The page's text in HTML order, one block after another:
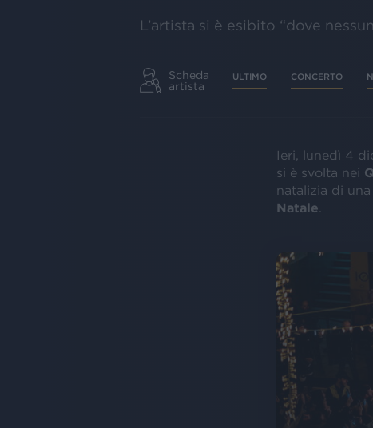
L’artista si è esibito “dove
Scheda
artista
ULTIMO CONCERTO
Ieri, lunedì 4
si è svolta nei
natalizia di
Natale